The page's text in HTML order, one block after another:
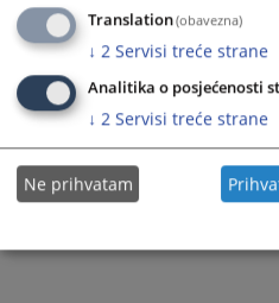
Presudu Osnovnog suda u
Bijeljini dana 12.03.2026. godine.
Translation(obavezna)
↓ 2 Servisi treće strane
Analitika o posjećenosti
↓ 2 Servisi treće strane
Ne prihvatam